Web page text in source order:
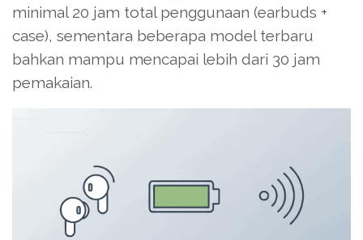
minimal 20 jam total penggunaan (earbuds +
case), sementara beberapa model terbaru
bahkan mampu mencapai lebih dari 30 jam
pemakaian.